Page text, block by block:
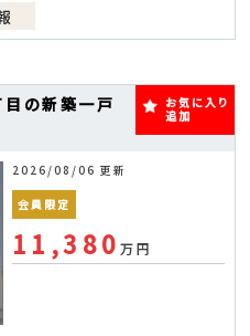
の新築一戸
お気に入り
追加
2026/08/06 更新
会員限定
11,380万円